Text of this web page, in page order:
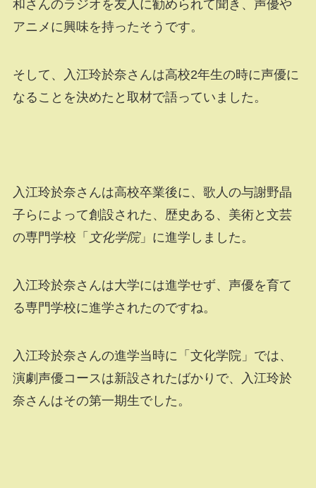
和さんのラジオを友人に勧められて聞き、声優や
アニメに興味を持ったそうです。
そして、入江玲於奈さんは高校2年生の時に声優に
なることを決めたと取材で語っていました。
入江玲於奈さんは高校卒業後に、歌人の与謝野晶
子らによって創設された、歴史ある、美術と文芸
の専門学校「 文化学院」に進学しました。
入江玲於奈さんは大学には進学せず、声優を育て
る専門学校に進学されたのですね。
入江玲於奈さんの進学当時に「文化学院」では、
演劇声優コースは新設されたばかりで、入江玲於
奈さんはその第一期生でした。